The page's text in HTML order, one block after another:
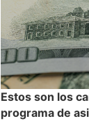
Estos son los
programa de